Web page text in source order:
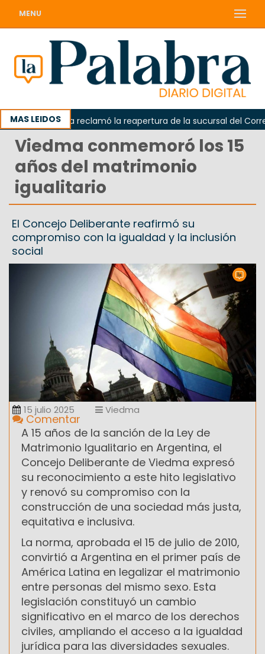
MENU
MAS LEIDOS
Odarda reclamó la reapertura de la sucursal del Correo
Viedma conmemoró los 15
años del matrimonio
igualitario
El Concejo Deliberante reafirmó su
compromiso con la igualdad y la inclusión
social
15 julio 2025 Viedma
Comentar
A 15 años de la sanción de la Ley de
Matrimonio Igualitario en Argentina, el
Concejo Deliberante de Viedma expresó
su reconocimiento a este hito legislativo
y renovó su compromiso con la
construcción de una sociedad más justa,
equitativa e inclusiva.
La norma, aprobada el 15 de julio de 2010,
convirtió a Argentina en el primer país de
América Latina en legalizar el matrimonio
entre personas del mismo sexo. Esta
legislación constituyó un cambio
significativo en el marco de los derechos
civiles, ampliando el acceso a la igualdad
jurídica para las diversidades sexuales.